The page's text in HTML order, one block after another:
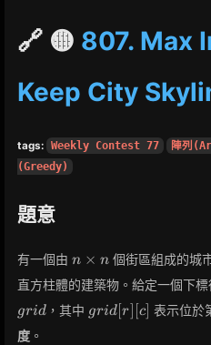
🔗 🟡 807. Max
Keep City
tags: Weekly Contest 77 陣列
(Greedy)
題意
有一個由 n
\times
n
n × n個街區組成的城
直方柱體的建築物。給定一個下標
grid ，其中 grid[r]
grid [r c] 表示位於
度 。